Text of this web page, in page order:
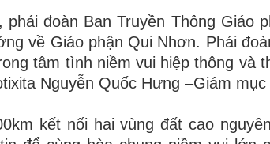
phái đoàn Ban Truyền Thông Giáo
về Giáo phận Qui Nhơn. Phái
tâm tình niềm vui hiệp thông và
Nguyễn Quốc Hưng –Giám
kết nối hai vùng đất cao